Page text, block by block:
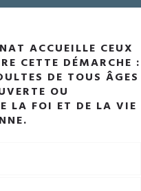
ACCUEILLE CEUX
CETTE DÉMARCHE :
DE TOUS ÂGES
OU
LA FOI ET DE LA VIE